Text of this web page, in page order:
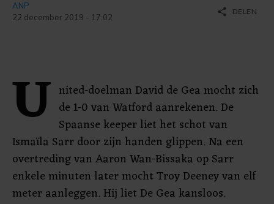
ANP
22 december 2019 - 17:02
share DELEN
U nited-doelman David de Gea mocht zich
de 1-0 van Watford aanrekenen. De
Spaanse keeper liet het schot van
Ismaïla Sarr door zijn handen glippen. Na een
overtreding van Aaron Wan-Bissaka op Sarr
enkele minuten later mocht Troy Deeney van elf
meter aanleggen. Hij liet De Gea kansloos.